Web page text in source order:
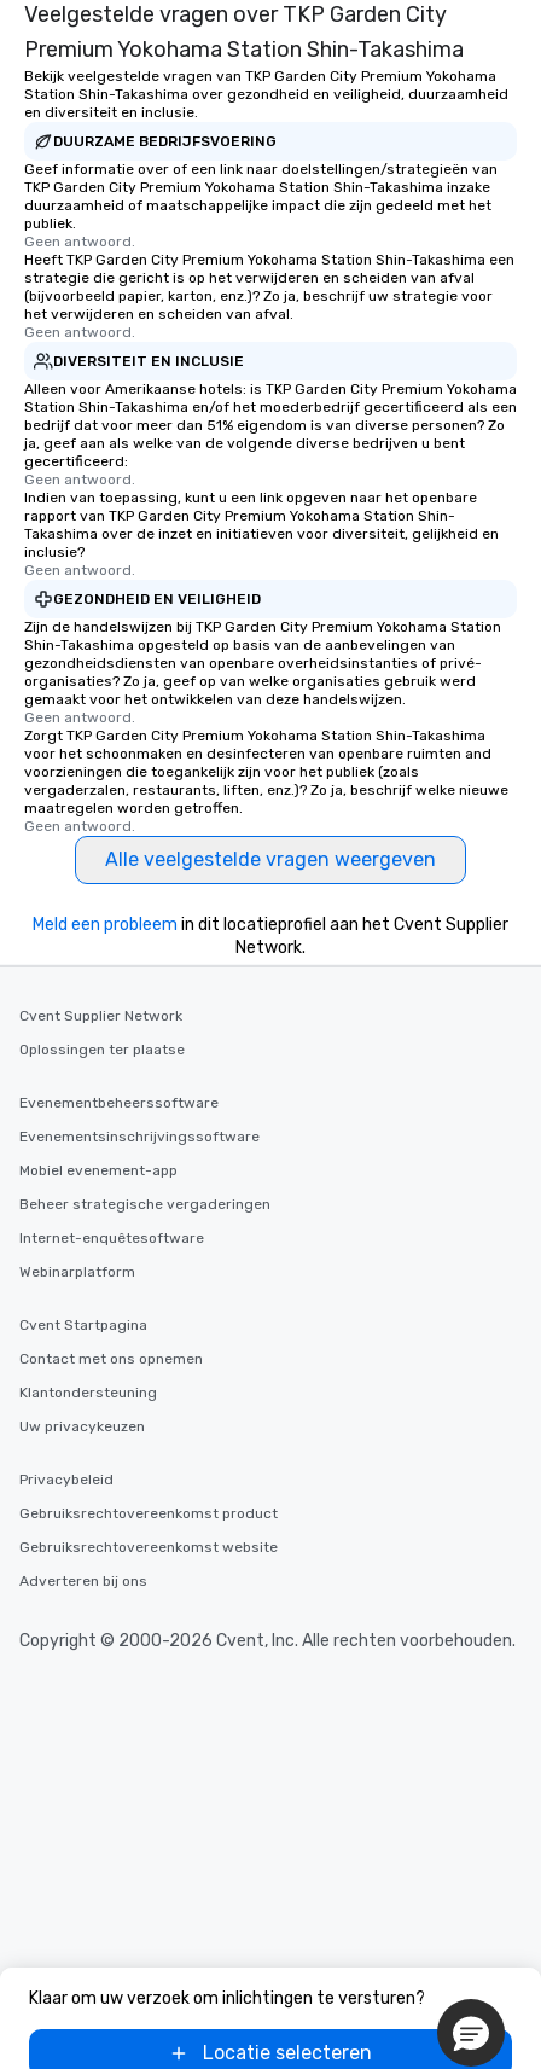
Veelgestelde vragen over TKP Garden City
Premium Yokohama Station Shin-Takashima
Bekijk veelgestelde vragen van TKP Garden City Premium Yokohama
Station Shin-Takashima over gezondheid en veiligheid, duurzaamheid
en diversiteit en inclusie.
DUURZAME BEDRIJFSVOERING
Geef informatie over of een link naar doelstellingen/strategieën van
TKP Garden City Premium Yokohama Station Shin-Takashima inzake
duurzaamheid of maatschappelijke impact die zijn gedeeld met het
publiek.
Geen antwoord.
Heeft TKP Garden City Premium Yokohama Station Shin-Takashima een
strategie die gericht is op het verwijderen en scheiden van afval
(bijvoorbeeld papier, karton, enz.)? Zo ja, beschrijf uw strategie voor
het verwijderen en scheiden van afval.
Geen antwoord.
DIVERSITEIT EN INCLUSIE
Alleen voor Amerikaanse hotels: is TKP Garden City Premium Yokohama
Station Shin-Takashima en/of het moederbedrijf gecertificeerd als een
bedrijf dat voor meer dan 51% eigendom is van diverse personen? Zo
ja, geef aan als welke van de volgende diverse bedrijven u bent
gecertificeerd:
Geen antwoord.
Indien van toepassing, kunt u een link opgeven naar het openbare
rapport van TKP Garden City Premium Yokohama Station Shin-
Takashima over de inzet en initiatieven voor diversiteit, gelijkheid en
inclusie?
Geen antwoord.
GEZONDHEID EN VEILIGHEID
Zijn de handelswijzen bij TKP Garden City Premium Yokohama Station
Shin-Takashima opgesteld op basis van de aanbevelingen van
gezondheidsdiensten van openbare overheidsinstanties of privé-
organisaties? Zo ja, geef op van welke organisaties gebruik werd
gemaakt voor het ontwikkelen van deze handelswijzen.
Geen antwoord.
Zorgt TKP Garden City Premium Yokohama Station Shin-Takashima
voor het schoonmaken en desinfecteren van openbare ruimten and
voorzieningen die toegankelijk zijn voor het publiek (zoals
vergaderzalen, restaurants, liften, enz.)? Zo ja, beschrijf welke nieuwe
maatregelen worden getroffen.
Geen antwoord.
Alle veelgestelde vragen weergeven
Klaar om uw verzoek om inlichtingen te versturen?
Locatie selecteren
Meld een probleem in dit locatieprofiel aan het Cvent Supplier
Network.
Cvent Supplier Network
Oplossingen ter plaatse
Evenementbeheerssoftware
Evenementsinschrijvingssoftware
Mobiel evenement-app
Beheer strategische vergaderingen
Internet-enquêtesoftware
Webinarplatform
Cvent Startpagina
Contact met ons opnemen
Klantondersteuning
Uw privacykeuzen
Privacybeleid
Gebruiksrechtovereenkomst product
Gebruiksrechtovereenkomst website
Adverteren bij ons
Copyright © 2000-2026 Cvent, Inc. Alle rechten voorbehouden.